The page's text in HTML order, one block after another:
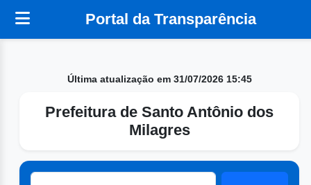
Portal da Transparência
Última atualização em 31/07/2026 15:45
Prefeitura de Santo Antônio dos
Milagres